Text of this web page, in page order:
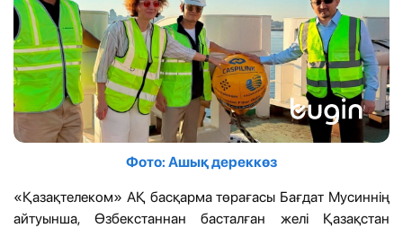
Фото: Ашық дереккөз
«Қазақтелеком» АҚ басқарма төрағасы Бағдат Мусиннің
айтуынша, Өзбекстаннан басталған желі Қазақстан